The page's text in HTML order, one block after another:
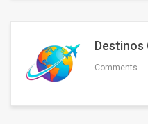
Destinos
Comments